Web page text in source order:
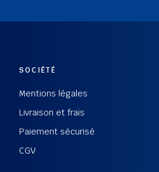
SOCIÉTÉ
Mentions légales
Livraison et frais
Paiement sécurisé
CGV